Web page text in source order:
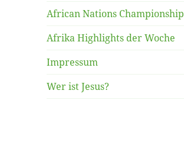
African Nations Championship
Afrika Highlights der Woche
Impressum
Wer ist Jesus?